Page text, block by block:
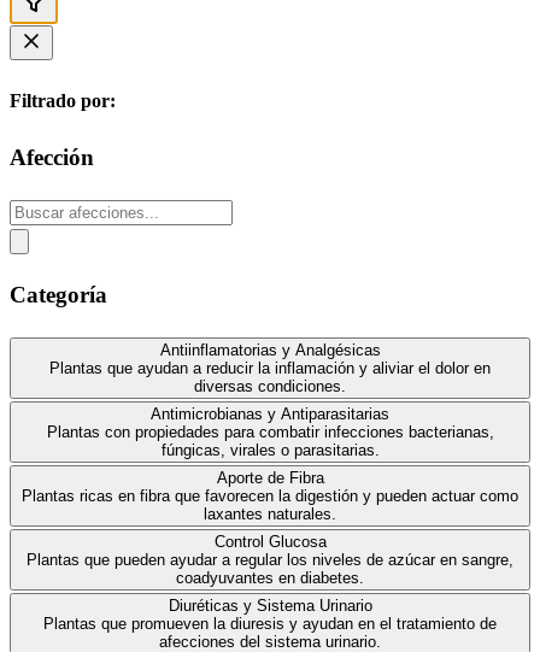
Filtrado por:
Afección
Categoría
Antiinflamatorias y Analgésicas
Plantas que ayudan a reducir la inflamación y aliviar el dolor en
diversas condiciones.
Antimicrobianas y Antiparasitarias
Plantas con propiedades para combatir infecciones bacterianas,
fúngicas, virales o parasitarias.
Aporte de Fibra
Plantas ricas en fibra que favorecen la digestión y pueden actuar como
laxantes naturales.
Control Glucosa
Plantas que pueden ayudar a regular los niveles de azúcar en sangre,
coadyuvantes en diabetes.
Diuréticas y Sistema Urinario
Plantas que promueven la diuresis y ayudan en el tratamiento de
afecciones del sistema urinario.